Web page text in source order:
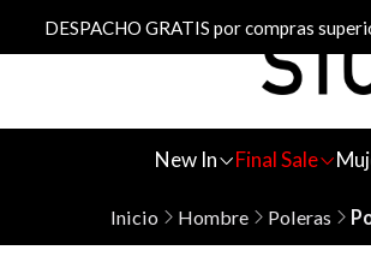
New In Final Sale
DESPACHO GRATIS por compras
Inicio Hombre Poleras